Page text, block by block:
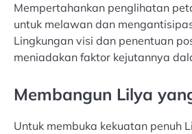
Mempertahankan penglihatan
untuk melawan dan
Lingkungan visi dan penentuan
meniadakan faktor kejutannya
Membangun Lilya
Untuk membuka kekuatan penuh